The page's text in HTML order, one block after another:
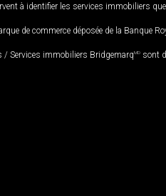
à identifier les services immobiliers
de commerce déposée de la Banque
/ Services immobiliers BridgemarqMD sont